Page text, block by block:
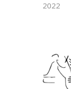
2022